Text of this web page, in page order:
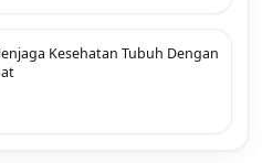
Kesehatan Tubuh Dengan